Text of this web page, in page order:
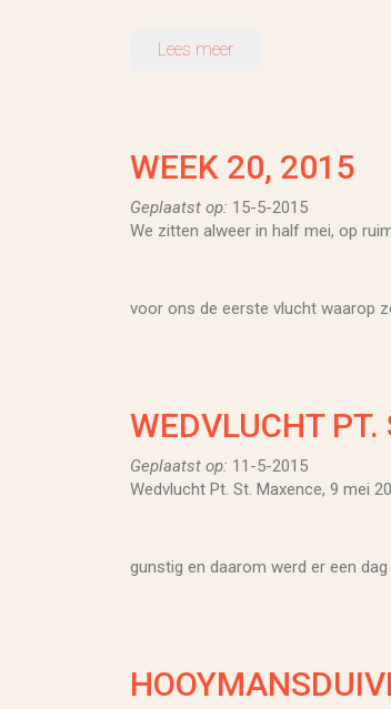
Lees meer
WEEK 20, 2015
Geplaatst op: 15-5-2015
We zitten alweer in half mei, op
voor ons de eerste vlucht waarop
WEDVLUCHT
Geplaatst op: 11-5-2015
Wedvlucht Pt. St. Maxence, 9 mei
gunstig en daarom werd er een